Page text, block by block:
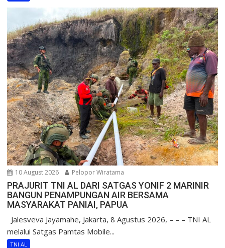
10 August 2026 Pelopor Wiratama
PRAJURIT TNI AL DARI SATGAS YONIF 2 MARINIR
BANGUN PENAMPUNGAN AIR BERSAMA
MASYARAKAT PANIAI, PAPUA
Jalesveva Jayamahe, Jakarta, 8 Agustus 2026, – – – TNI AL
melalui Satgas Pamtas Mobile...
TNI AL